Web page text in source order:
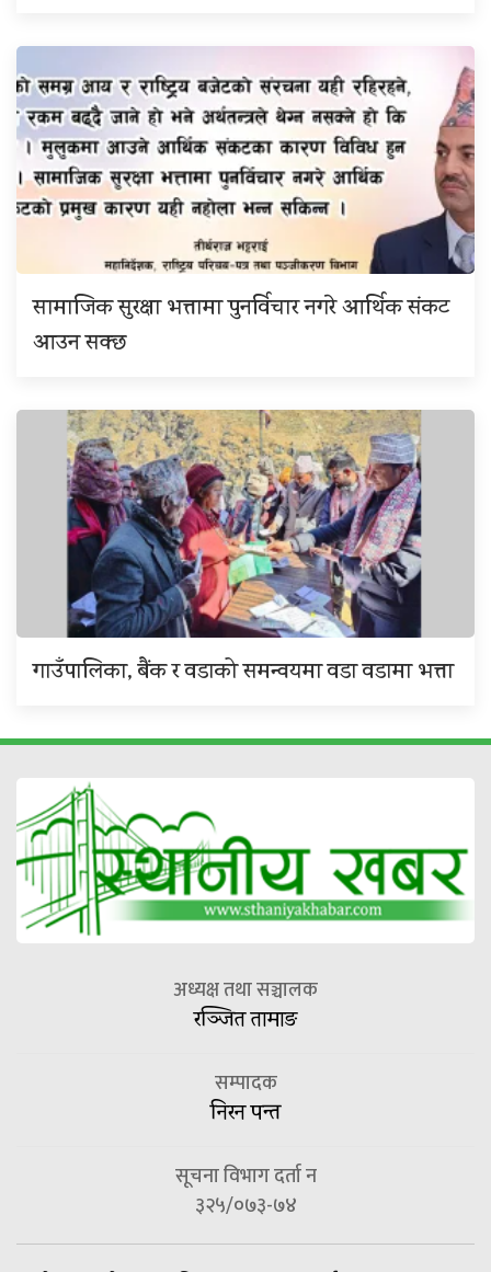
सामाजिक सुरक्षा भत्तामा पुनर्विचार नगरे आर्थिक संकट
आउन सक्छ
गाउँपालिका, बैंक र वडाको समन्वयमा वडा वडामा भत्ता
अध्यक्ष तथा सञ्चालक
रञ्जित तामाङ
सम्पादक
निरन पन्त
सूचना विभाग दर्ता न
३२५/०७३-७४